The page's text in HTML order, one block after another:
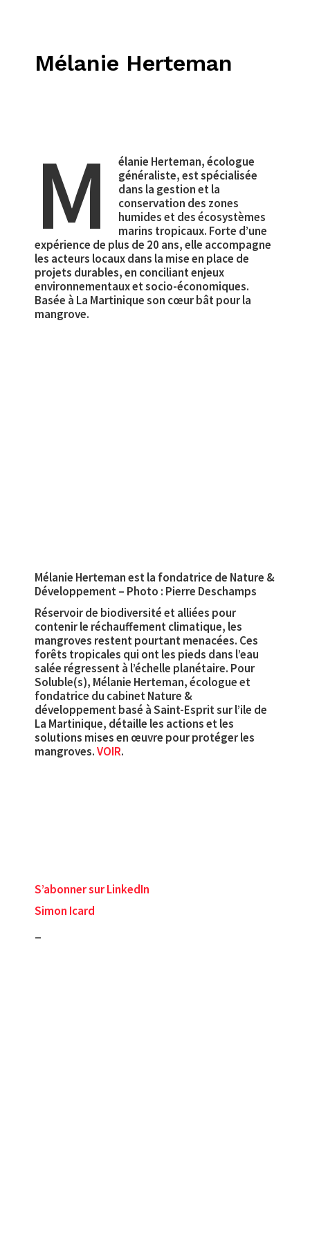
Mélanie Herteman
M
élanie Herteman, écologue
généraliste, est spécialisée
dans la gestion et la
conservation des zones
humides et des écosystèmes
marins tropicaux. Forte d’une
expérience de plus de 20 ans, elle accompagne
les acteurs locaux dans la mise en place de
projets durables, en conciliant enjeux
environnementaux et socio-économiques.
Basée à La Martinique son cœur bât pour la
mangrove.
Mélanie Herteman est la fondatrice de Nature &
Développement – Photo : Pierre Deschamps
Réservoir de biodiversité et alliées pour
contenir le réchauffement climatique, les
mangroves restent pourtant menacées. Ces
forêts tropicales qui ont les pieds dans l’eau
salée régressent à l’échelle planétaire. Pour
Soluble(s), Mélanie Herteman, écologue et
fondatrice du cabinet Nature &
développement basé à Saint-Esprit sur l’ile de
La Martinique, détaille les actions et les
solutions mises en œuvre pour protéger les
mangroves.VOIR.
S’abonner sur LinkedIn
Simon Icard